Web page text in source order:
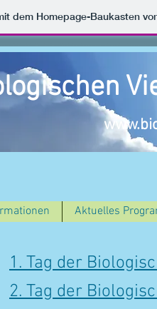
dem Homepage-Baukasten
Aktuelles
1. Tag der
2. Tag der